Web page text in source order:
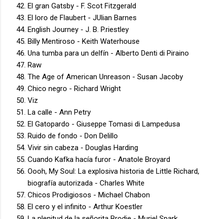
El gran Gatsby - F. Scot Fitzgerald
El loro de Flaubert - JUlian Barnes
English Journey - J. B. P.riestley
Billy Mentiroso - Keith Waterhouse
Una tumba para un delfín - Alberto Denti di Piraino
Raw
The Age of American Unreason - Susan Jacoby
Chico negro - Richard Wright
Viz
La calle - Ann Petry
El Gatopardo - Giuseppe Tomasi di Lampedusa
Ruido de fondo - Don Delillo
Vivir sin cabeza - Douglas Harding
Cuando Kafka hacía furor - Anatole Broyard
Oooh, My Soul: La explosiva historia de Little Richard,
biografía autorizada - Charles White
Chicos Prodigiosos - Michael Chabon
El cero y el infinito - Arthur Koestler